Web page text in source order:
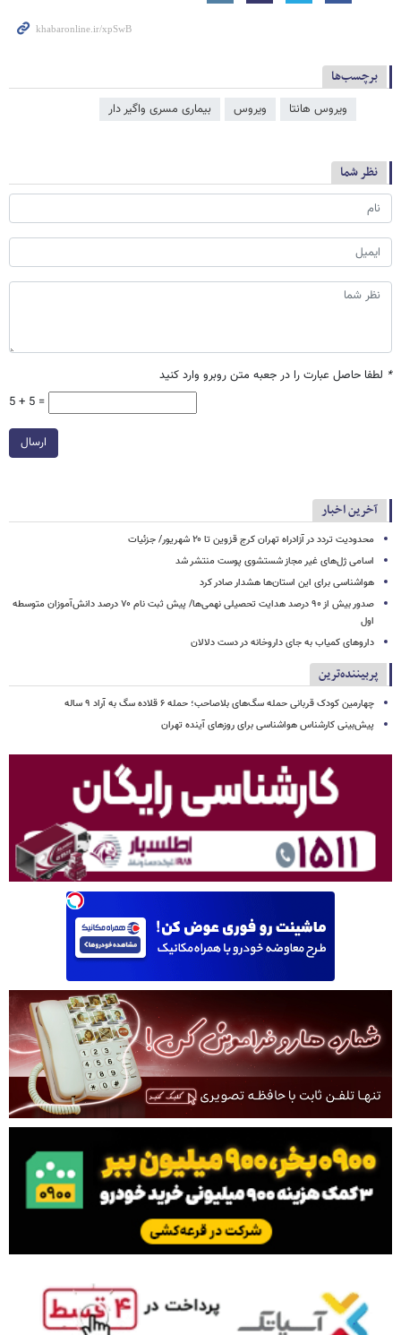
برچسب‌ها
ویروس هانتا ویروس بیماری مسری واگیر دار
نظر شما
* لطفا حاصل عبارت را در جعبه متن روبرو وارد کنید
5 + 5 =
ارسال
آخرین اخبار
محدودیت تردد در آزادراه تهران کرج قزوین تا ۲۰ شهریور/ جزئیات
اسامی ژل‌های غیر مجاز شستشوی پوست منتشر شد
هواشناسی برای این استان‌ها هشدار صادر کرد
صدور بیش از ۹۰ درصد هدایت تحصیلی نهمی‌ها/ پیش ثبت نام ۷۰ درصد دانش‌آموزان متوسطه
اول
داروهای کمیاب به جای داروخانه در دست دلالان
پربیننده‌ترین
چهارمین کودک قربانی حمله سگ‌های بلاصاحب؛ حمله ۶ قلاده سگ به آراد ۹ ساله
پیش‌بینی کارشناس هواشناسی برای روزهای آینده تهران